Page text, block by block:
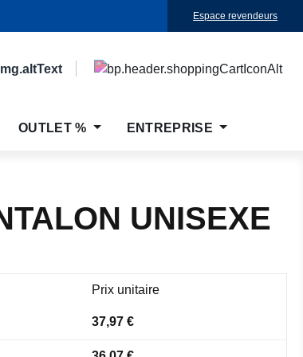
Espace revendeurs
OUTLET % ENTREPRISE
UNISEXE
Prix unitaire
37,97 €